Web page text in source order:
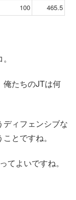
100 465.5
俺たちのJTは何
ディフェンシブな
とですね。
てよいですね。